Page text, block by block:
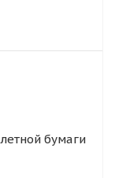
бумаги